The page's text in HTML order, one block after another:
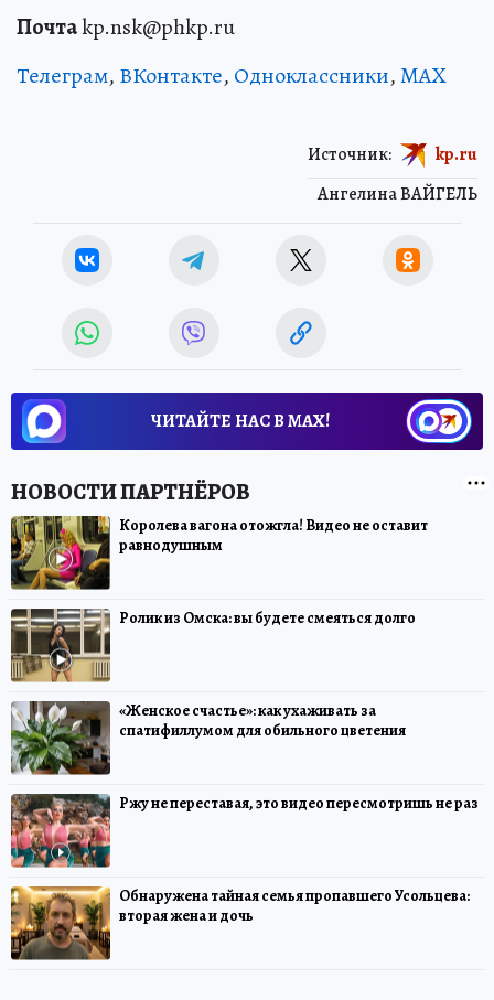
Почтаkp.nsk@phkp.ru
Телеграм, ВКонтакте, Одноклассники,MAX
Ангелина ВАЙГЕЛЬ
Источник: kp.ru
ЧИТАЙТЕ НАС В МАХ!
Королева вагона отожгла! Видео не оставит
равнодушным
Ролик из Омска: вы будете смеяться долго
«Женское счастье»: как ухаживать за
спатифиллумом для обильного цветения
Ржу не переставая, это видео пересмотришь не раз
Обнаружена тайная семья пропавшего Усольцева:
вторая жена и дочь